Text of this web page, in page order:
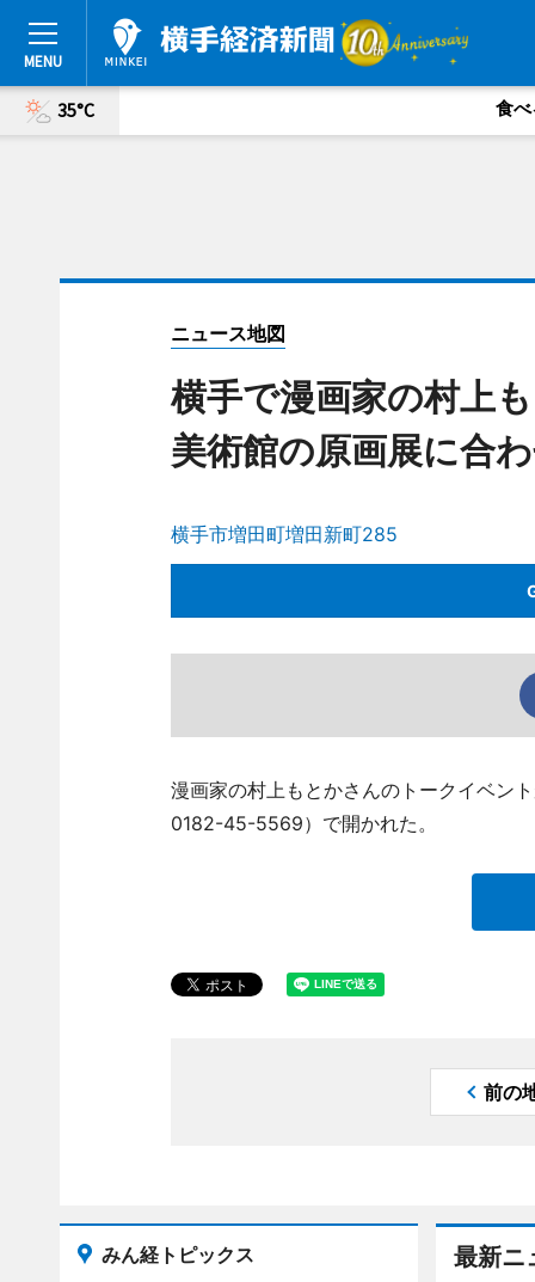
35°C 食べ
ニュース地図
横手で漫画家の村上
美術館の原画展に合
横手市増田町増田新町285
漫画家の村上もとかさんのトークイベン
0182-45-5569）で開かれた。
前の
最新ニ
みん経トピックス